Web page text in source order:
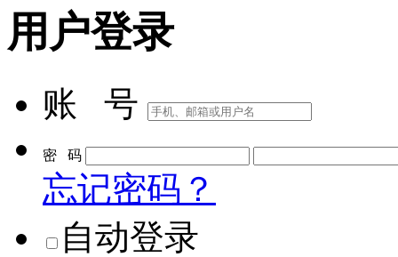
用户登录
账 号
密 码
忘记密码？
自动登录